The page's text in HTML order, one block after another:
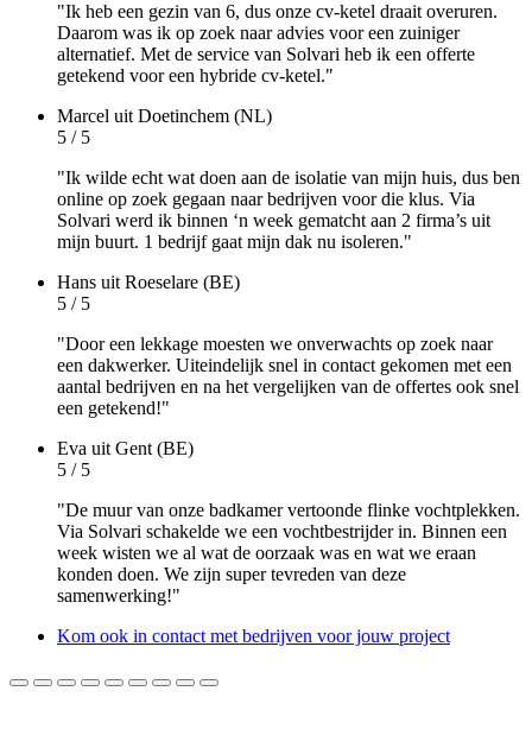
"Ik heb een gezin van 6, dus onze cv-ketel draait overuren.
Daarom was ik op zoek naar advies voor een zuiniger
alternatief. Met de service van Solvari heb ik een offerte
getekend voor een hybride cv-ketel."
Marcel uit Doetinchem (NL)
5 / 5
"Ik wilde echt wat doen aan de isolatie van mijn huis, dus ben
online op zoek gegaan naar bedrijven voor die klus. Via
Solvari werd ik binnen ‘n week gematcht aan 2 firma’s uit
mijn buurt. 1 bedrijf gaat mijn dak nu isoleren."
Hans uit Roeselare (BE)
5 / 5
"Door een lekkage moesten we onverwachts op zoek naar
een dakwerker. Uiteindelijk snel in contact gekomen met een
aantal bedrijven en na het vergelijken van de offertes ook snel
een getekend!"
Eva uit Gent (BE)
5 / 5
"De muur van onze badkamer vertoonde flinke vochtplekken.
Via Solvari schakelde we een vochtbestrijder in. Binnen een
week wisten we al wat de oorzaak was en wat we eraan
konden doen. We zijn super tevreden van deze
samenwerking!"
Kom ook in contact met bedrijven voor jouw project